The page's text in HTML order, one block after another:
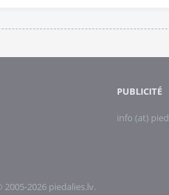
PUBLICITÉ
info (at)
2026 piedalies.lv.